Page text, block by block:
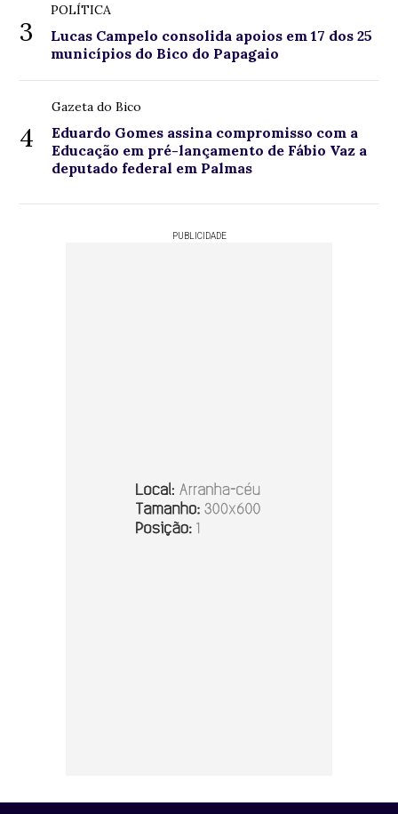
3
POLÍTICA
Lucas Campelo consolida apoios em 17 dos 25
municípios do Bico do Papagaio
4
Gazeta do Bico
Eduardo Gomes assina compromisso com a
Educação em pré-lançamento de Fábio Vaz a
deputado federal em Palmas
PUBLICIDADE